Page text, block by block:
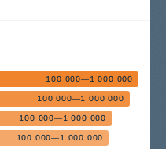
100 000—1 000 000
100 000—1 000 000
100 000—1 000 000
100 000—1 000 000